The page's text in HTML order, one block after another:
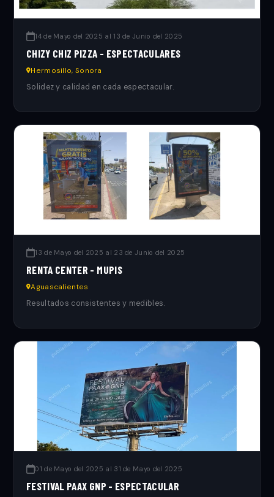
14 de Mayo del 2025 al 13 de Junio del 2025
CHIZY CHIZ PIZZA - ESPECTACULARES
Hermosillo, Sonora
Solidez y calidad en cada espectacular.
13 de Mayo del 2025 al 23 de Junio del 2025
RENTA CENTER - MUPIS
Aguascalientes
Resultados consistentes y medibles.
01 de Mayo del 2025 al 31 de Mayo del 2025
FESTIVAL PAAX GNP - ESPECTACULAR